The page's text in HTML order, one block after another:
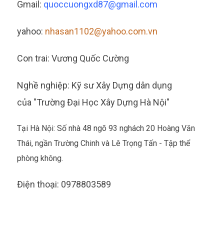
Gmail: quoccuongxd87@gmail.com
yahoo: nhasan1102@yahoo.com.vn
Con trai: Vương Quốc Cường
Nghề nghiệp: Kỹ sư Xây Dựng dân dụng
của "Trường Đại Học Xây Dựng Hà Nội"
Tại Hà Nội: Số nhà 48 ngõ 93 nghách 20 Hoàng Văn
Thái, ngần Trường Chinh và Lê Trọng Tấn - Tập thể
phòng không.
Điện thoại: 0978803589